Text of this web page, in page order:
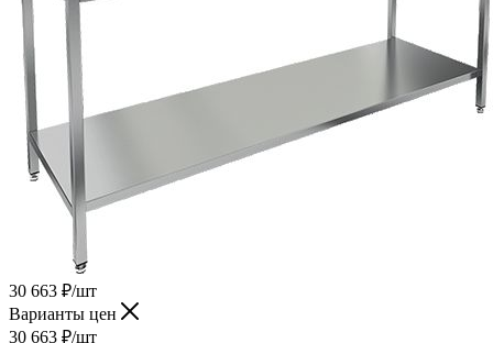
30 663 ₽/шт
Варианты цен
30 663 ₽/шт